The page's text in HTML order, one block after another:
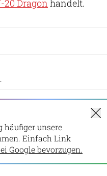
Dragon handelt.
häufiger unsere
Einfach Link
Google bevorzugen.